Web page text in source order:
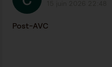
Post-AVC